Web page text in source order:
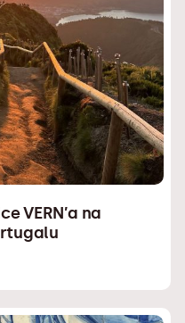
VERN’a na